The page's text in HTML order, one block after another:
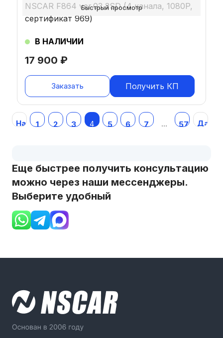
17 900 ₽
NSCAR F864 ver.03 2SD (4 канала, 1080P,
сертификат 969)
В НАЛИЧИИ
Заказать Получить КП
Быстрый просмотр
Навигация
поНазад
1 2 3 4 5 6 7 … 57 Далее
Еще быстрее получить консультацию
можно через наши мессенджеры.
Выберите удобный